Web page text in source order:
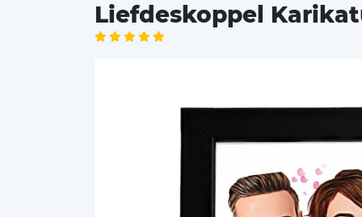
Liefdeskoppel